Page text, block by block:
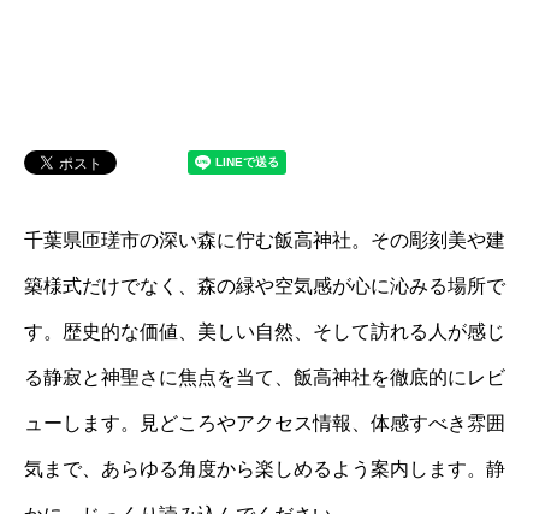
千葉県匝瑳市の深い森に佇む飯高神社。その彫刻美や建
築様式だけでなく、森の緑や空気感が心に沁みる場所で
す。歴史的な価値、美しい自然、そして訪れる人が感じ
る静寂と神聖さに焦点を当て、飯高神社を徹底的にレビ
ューします。見どころやアクセス情報、体感すべき雰囲
気まで、あらゆる角度から楽しめるよう案内します。静